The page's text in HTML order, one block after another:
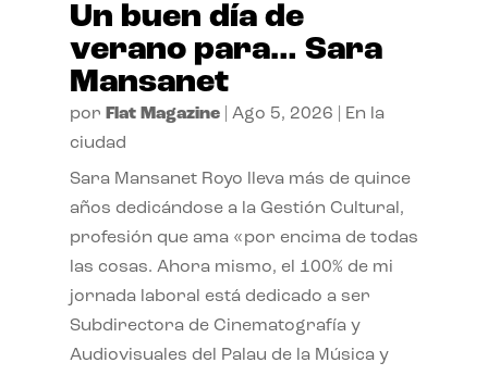
Un buen día de
verano para… Sara
Mansanet
por Flat Magazine| Ago 5, 2026
En la
ciudad
Sara Mansanet Royo lleva más de quince
años dedicándose a la Gestión Cultural,
profesión que ama «por encima de todas
las cosas. Ahora mismo, el 100% de mi
jornada laboral está dedicado a ser
Subdirectora de Cinematografía y
Audiovisuales del Palau de la Música y